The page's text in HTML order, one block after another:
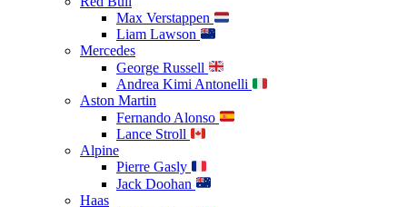
Max Verstappen
Liam Lawson
Mercedes
George Russell
Andrea Kimi Antonelli
Aston Martin
Fernando Alonso
Lance Stroll
Alpine
Pierre Gasly
Jack Doohan
Haas